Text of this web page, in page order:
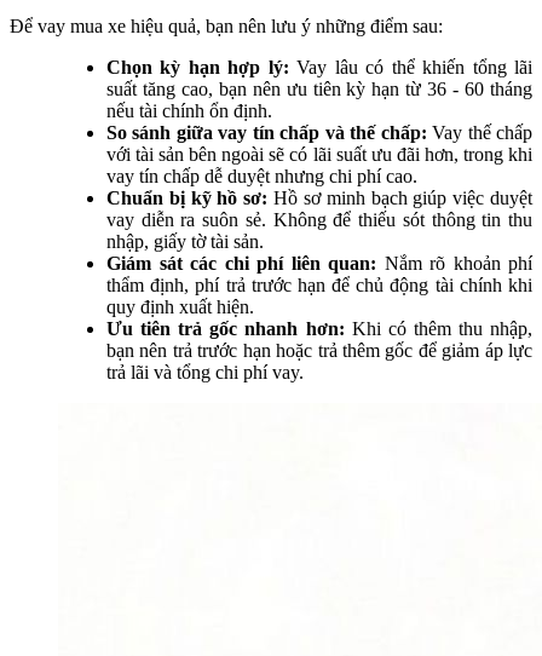
Để vay mua xe hiệu quả, bạn nên lưu ý những điểm sau:
Chọn kỳ hạn hợp lý: Vay lâu có thể khiến tổng lãi
suất tăng cao, bạn nên ưu tiên kỳ hạn từ 36 - 60 tháng
nếu tài chính ổn định.
So sánh giữa vay tín chấp và thế chấp:Vay thế chấp
với tài sản bên ngoài sẽ có lãi suất ưu đãi hơn, trong khi
vay tín chấp dễ duyệt nhưng chi phí cao.
Chuẩn bị kỹ hồ sơ: Hồ sơ minh bạch giúp việc duyệt
vay diễn ra suôn sẻ. Không để thiếu sót thông tin thu
nhập, giấy tờ tài sản.
Giám sát các chi phí liên quan: Nắm rõ khoản phí
thẩm định, phí trả trước hạn để chủ động tài chính khi
quy định xuất hiện.
Ưu tiên trả gốc nhanh hơn: Khi có thêm thu nhập,
bạn nên trả trước hạn hoặc trả thêm gốc để giảm áp lực
trả lãi và tổng chi phí vay.